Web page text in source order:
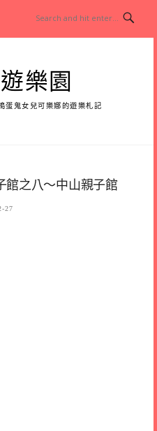
樂園
蛋鬼女兒可樂娜的遊樂札記
館之八～中山親子館
27